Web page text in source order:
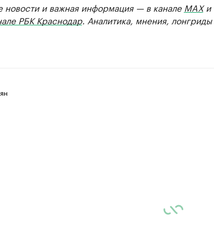
новости и важная информация — в канале MAXи
РБК Краснодар. Аналитика, мнения,